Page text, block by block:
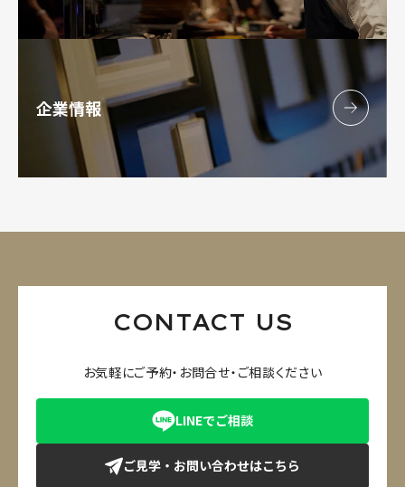
企業情報
CONTACT US
お気軽にご予約・お問合せ・ご相談ください
LINEでご相談
ご見学・お問い合わせはこちら